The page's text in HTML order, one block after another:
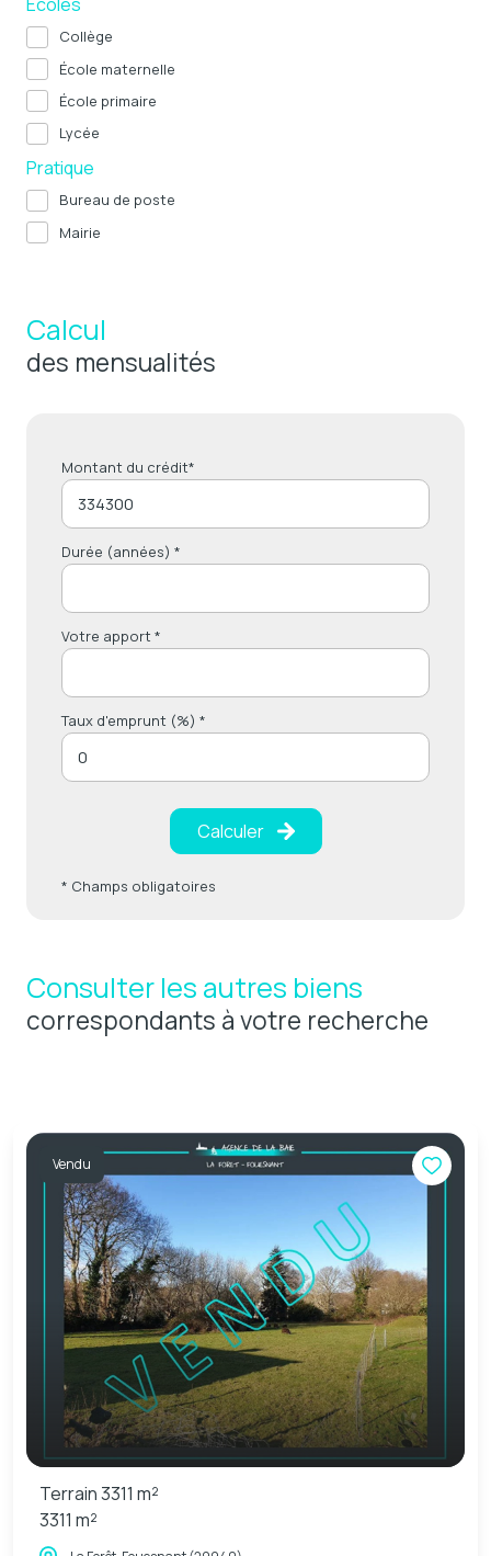
Collège
École maternelle
École primaire
Lycée
Pratique
Bureau de poste
Mairie
Calcul
des mensualités
Montant du crédit*
Durée (années) *
Votre apport *
Taux d'emprunt (%) *
Calculer
* Champs obligatoires
Consulter les autres biens
correspondants à votre recherche
Vendu
Terrain 3311 m²
3311 m²